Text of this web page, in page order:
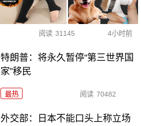
阅读 31145 4小时前
特朗普：将永久暂停“第三世界国
家”移民
最热 阅读 70482
外交部：日本不能口头上称立场